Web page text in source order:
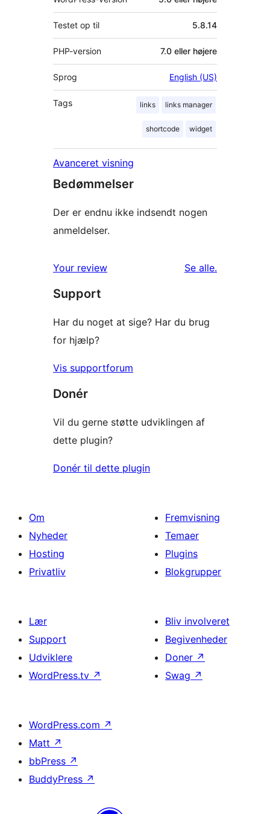
Testet op til 5.8.14
PHP-version 7.0 eller højere
Sprog English (US)
Tags links links manager
shortcode widget
Avanceret visning
Bedømmelser
Der er endnu ikke indsendt nogen
anmeldelser.
Your review Se alleanmeldelser
.
Support
Har du noget at sige? Har du brug
for hjælp?
Vis supportforum
Donér
Vil du gerne støtte udviklingen af
dette plugin?
Donér til dette plugin
Om
Nyheder
Hosting
Privatliv
Fremvisning
Temaer
Plugins
Blokgrupper
Lær
Support
Udviklere
WordPress.tv ↗
Bliv involveret
Begivenheder
Doner ↗
Swag ↗
WordPress.com ↗
Matt ↗
bbPress ↗
BuddyPress ↗